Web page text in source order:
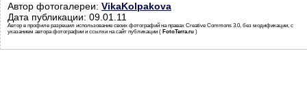
Автор фотогалереи: VikaKolpakova
Дата публикации: 09.01.11
Автор в профиле разрешил использование своих фотографий на правах Creative Commons 3.0, без модификации, с
указанием автора фотографии и ссылки на сайт публикации ( FotoTerra.ru )